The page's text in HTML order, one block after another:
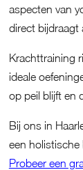
aspecten van
direct bijdraagt
Krachttraining
ideale
op peil blijft en
Bij ons in
een holistische
Probeer een